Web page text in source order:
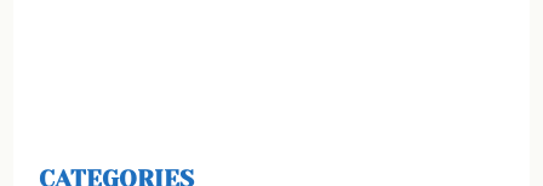
CATEGORIES